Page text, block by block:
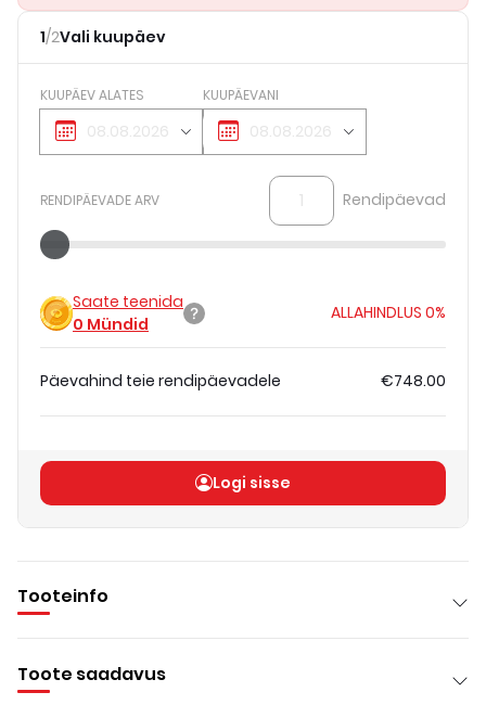
1/2Vali kuupäev
KUUPÄEV ALATES KUUPÄEVANI
RENDIPÄEVADE ARV Rendipäevad
Saate teenida
0 Mündid
ALLAHINDLUS 0%
Päevahind teie rendipäevadele €748.00
Logi sisse
Tooteinfo
Toote saadavus